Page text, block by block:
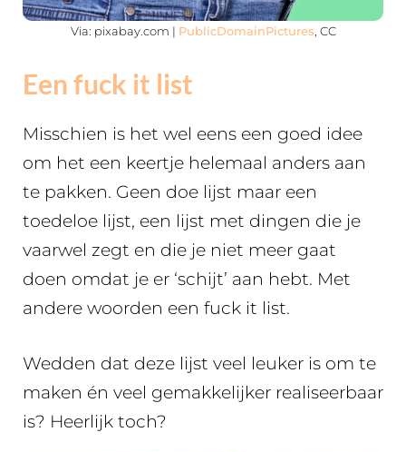
Via: pixabay.com | PublicDomainPictures , CC
Een fuck it list
Misschien is het wel eens een goed idee
om het een keertje helemaal anders aan
te pakken. Geen doe lijst maar een
toedeloe lijst, een lijst met dingen die je
vaarwel zegt en die je niet meer gaat
doen omdat je er ‘schijt’ aan hebt. Met
andere woorden een fuck it list.
Wedden dat deze lijst veel leuker is om te
maken én veel gemakkelijker realiseerbaar
is? Heerlijk toch?